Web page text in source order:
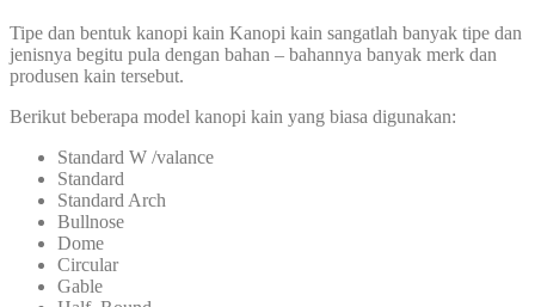
Tipe dan bentuk kanopi kain Kanopi kain sangatlah banyak tipe dan
jenisnya begitu pula dengan bahan – bahannya banyak merk dan
produsen kain tersebut.
Berikut beberapa model kanopi kain yang biasa digunakan:
Standard W /valance
Standard
Standard Arch
Bullnose
Dome
Circular
Gable